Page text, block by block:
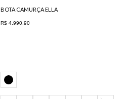
BOTA CAMURÇA ELLA
R$ 4.990,90